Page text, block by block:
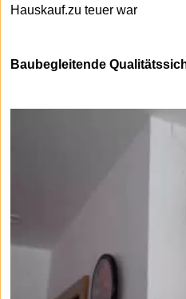
Hauskauf.zu teuer war
Baubegleitende